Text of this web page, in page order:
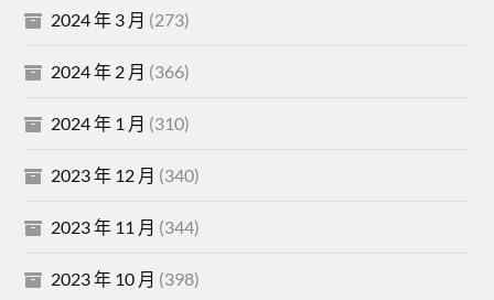
2024 年 3 月 (273)
2024 年 2 月 (366)
2024 年 1 月 (310)
2023 年 12 月 (340)
2023 年 11 月 (344)
2023 年 10 月 (398)